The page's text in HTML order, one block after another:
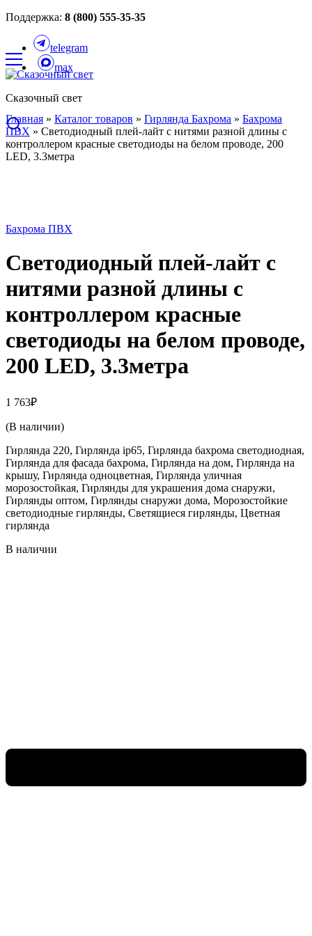
Поддержка: 8 (800) 555-35-35
telegram
max
Сказочный свет
Главная » Каталог товаров » Гирлянда Бахрома » Бахрома
ПВХ » Светодиодный плей-лайт с нитями разной длины с
контроллером красные светодиоды на белом проводе, 200
LED, 3.3метра
Бахрома ПВХ
Светодиодный плей-лайт с
нитями разной длины с
контроллером красные
светодиоды на белом проводе,
200 LED, 3.3метра
1 763₽
(В наличии)
Гирлянда 220, Гирлянда ip65, Гирлянда бахрома светодиодная,
Гирлянда для фасада бахрома, Гирлянда на дом, Гирлянда на
крышу, Гирлянда одноцветная, Гирлянда уличная
морозостойкая, Гирлянды для украшения дома снаружи,
Гирлянды оптом, Гирлянды снаружи дома, Морозостойкие
светодиодные гирлянды, Светящиеся гирлянды, Цветная
гирлянда
В наличии